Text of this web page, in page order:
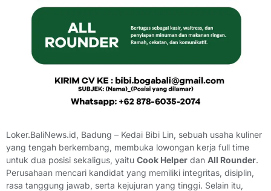
Loker.BaliNews.id, Badung – Kedai Bibi Lin, sebuah usaha kuliner
yang tengah berkembang, membuka lowongan kerja full time
untuk dua posisi sekaligus, yaitu Cook Helper dan All Rounder.
Perusahaan mencari kandidat yang memiliki integritas, disiplin,
rasa tanggung jawab, serta kejujuran yang tinggi. Selain itu,